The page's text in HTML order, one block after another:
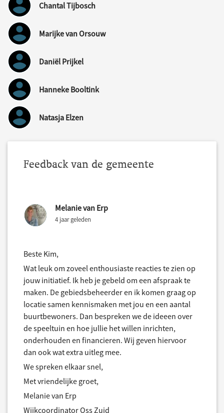
Chantal Tijbosch
Marijke van Orsouw
Daniël Prijkel
Hanneke Booltink
Natasja Elzen
Feedback van de gemeente
Melanie van Erp
4 jaar geleden
Beste Kim,
Wat leuk om zoveel enthousiaste reacties te zien op
jouw initiatief. Ik heb je gebeld om een afspraak te
maken. De gebiedsbeheerder en ik komen graag op
locatie samen kennismaken met jou en een aantal
buurtbewoners. Dan bespreken we de ideeen over
de speeltuin en hoe jullie het willen inrichten,
onderhouden en financieren. Wij geven hiervoor
dan ook wat extra uitleg mee.
We spreken elkaar snel,
Met vriendelijke groet,
Melanie van Erp
Wijkcoordinator Oss Zuid